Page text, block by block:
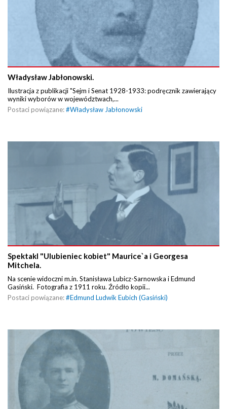
Władysław Jabłonowski.
Ilustracja z publikacji "Sejm i Senat 1928-1933: podręcznik zawierający
wyniki wyborów w województwach,...
Postaci powiązane:#Władysław Jabłonowski
Spektakl "Ulubieniec kobiet" Maurice`a i Georgesa
Mitchela.
Na scenie widoczni m.in. Stanisława Lubicz-Sarnowska i Edmund
Gasiński. Fotografia z 1911 roku. Źródło kopii...
Postaci powiązane:#Edmund Ludwik Eubich (Gasiński)